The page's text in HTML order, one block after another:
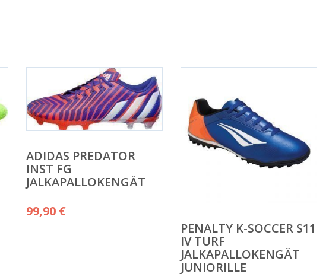
ADIDAS PREDATOR
INST FG
JALKAPALLOKENGÄT
99,90 €
PENALTY K-SOCCER S11
IV TURF
JALKAPALLOKENGÄT
JUNIORILLE